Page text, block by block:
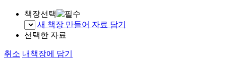
책장선택
새 책장 만들어 자료 담기
선택한 자료
취소 내책장에 담기